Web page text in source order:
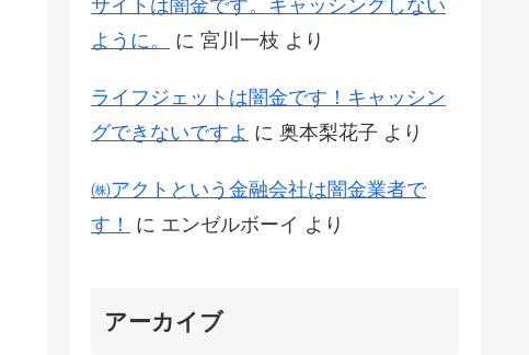
サイトは闇金です。キャッシングしない
ように。
に 宮川一枝 より
ライフジェットは闇金です！キャッシン
グできないですよ に 奥本梨花子 より
㈱アクトという金融会社は闇金業者で
す！
に エンゼルボーイ より
アーカイブ